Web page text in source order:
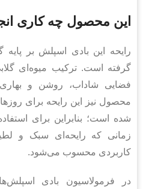
این محصول چه کاری
رایحه این بادی اسپلش بر
گرفته است. ترکیب میوه‌ای
فضایی شاداب، روشن و
محصول نیز این رایحه برای
شده است؛ بنابراین برای
زمانی که رایحه‌ای سبک و
کاربردی محسوب می‌شود.
در فرمولاسیون بادی